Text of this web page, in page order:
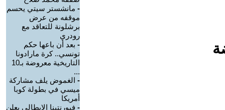
- مانشستر سيتي يحسم
موقفه من عرض
برشلونة للتعاقد مع
رودري
- بعد أن باعها حكم
تونسي.. كرة مارادونا
التاريخية معروضة بـ10
...
- الغموض يلف مشاركة
ميسي في بطولة كوبا
أمريكا
- فيورنتينا الإيطالي يعلن